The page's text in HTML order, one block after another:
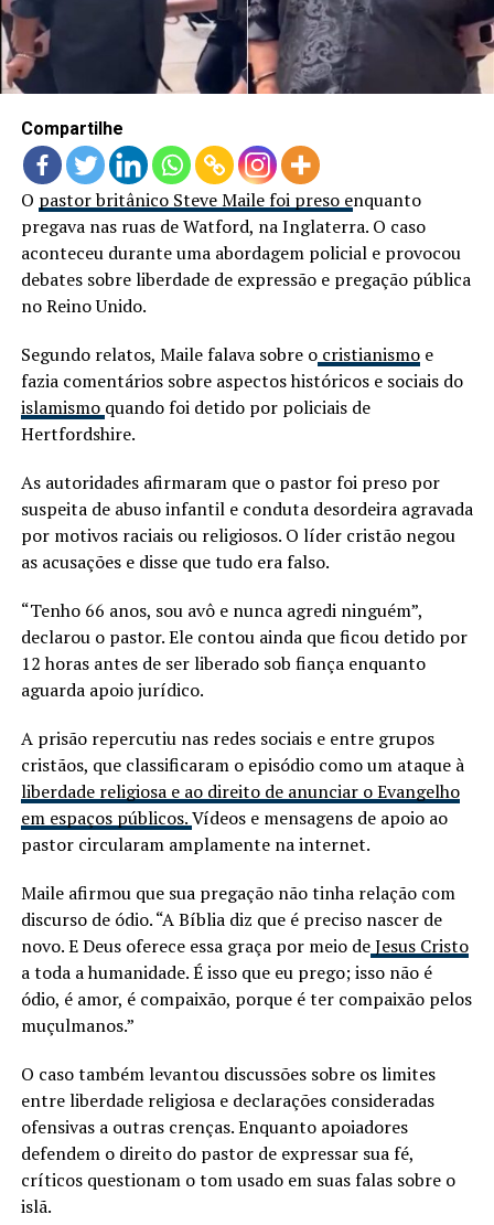
Compartilhe
O pastor britânico Steve Maile foi preso enquanto
pregava nas ruas de Watford, na Inglaterra. O caso
aconteceu durante uma abordagem policial e provocou
debates sobre liberdade de expressão e pregação pública
no Reino Unido.
Segundo relatos, Maile falava sobre ocristianismoe
fazia comentários sobre aspectos históricos e sociais do
islamismo quando foi detido por policiais de
Hertfordshire.
As autoridades afirmaram que o pastor foi preso por
suspeita de abuso infantil e conduta desordeira agravada
por motivos raciais ou religiosos. O líder cristão negou
as acusações e disse que tudo era falso.
“Tenho 66 anos, sou avô e nunca agredi ninguém”,
declarou o pastor. Ele contou ainda que ficou detido por
12 horas antes de ser liberado sob fiança enquanto
aguarda apoio jurídico.
A prisão repercutiu nas redes sociais e entre grupos
cristãos, que classificaram o episódio como um ataque à
liberdade religiosa e ao direito de anunciar o Evangelho
em espaços públicos.Vídeos e mensagens de apoio ao
pastor circularam amplamente na internet.
Maile afirmou que sua pregação não tinha relação com
discurso de ódio. “A Bíblia diz que é preciso nascer de
novo. E Deus oferece essa graça por meio deJesus Cristo
a toda a humanidade. É isso que eu prego; isso não é
ódio, é amor, é compaixão, porque é ter compaixão pelos
muçulmanos.”
O caso também levantou discussões sobre os limites
entre liberdade religiosa e declarações consideradas
ofensivas a outras crenças. Enquanto apoiadores
defendem o direito do pastor de expressar sua fé,
críticos questionam o tom usado em suas falas sobre o
islã.